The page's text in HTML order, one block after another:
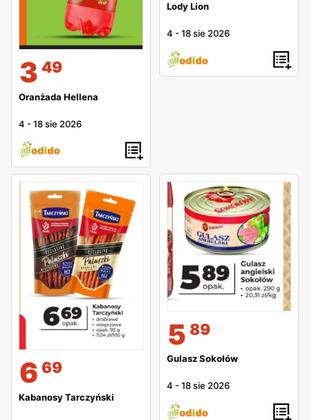
3 49
Oranżada Hellena
4 -18 sie 2026
Lody Lion
4 -18 sie 2026
6 69
Kabanosy Tarczyński
5 89
Gulasz Sokołów
4 -18 sie 2026